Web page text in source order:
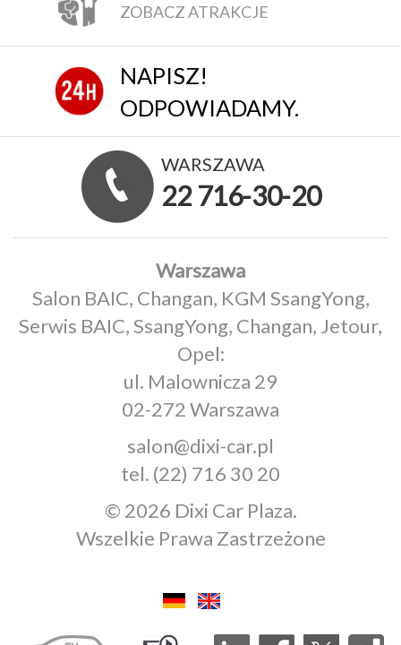
ZOBACZ ATRAKCJE
NAPISZ!
ODPOWIADAMY.
WARSZAWA
22 716-30-20
Warszawa
Salon BAIC, Changan, KGM SsangYong,
Serwis BAIC, SsangYong, Changan, Jetour,
Opel:
ul. Malownicza 29
02-272 Warszawa
salon@dixi-car.pl
tel. (22) 716 30 20
© 2026 Dixi Car Plaza.
Wszelkie Prawa Zastrzeżone